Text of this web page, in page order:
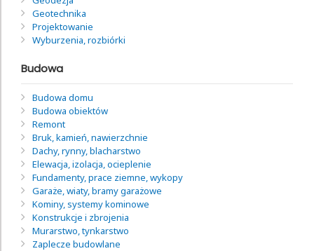
Geotechnika
Projektowanie
Wyburzenia, rozbiórki
Budowa
Budowa domu
Budowa obiektów
Remont
Bruk, kamień, nawierzchnie
Dachy, rynny, blacharstwo
Elewacja, izolacja, ocieplenie
Fundamenty, prace ziemne, wykopy
Garaże, wiaty, bramy garażowe
Kominy, systemy kominowe
Konstrukcje i zbrojenia
Murarstwo, tynkarstwo
Zaplecze budowlane